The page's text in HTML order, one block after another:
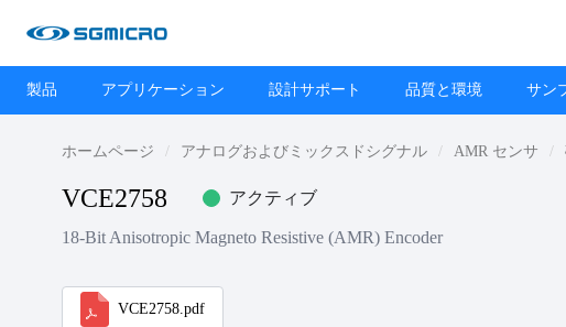
製品 アプリケーション 設計サポート 品質と環境 サン
ホームページ アナログおよびミックスドシグナル AMR センサ
VCE2758 アクティブ
18-Bit Anisotropic Magneto Resistive (AMR) Encoder
VCE2758.pdf